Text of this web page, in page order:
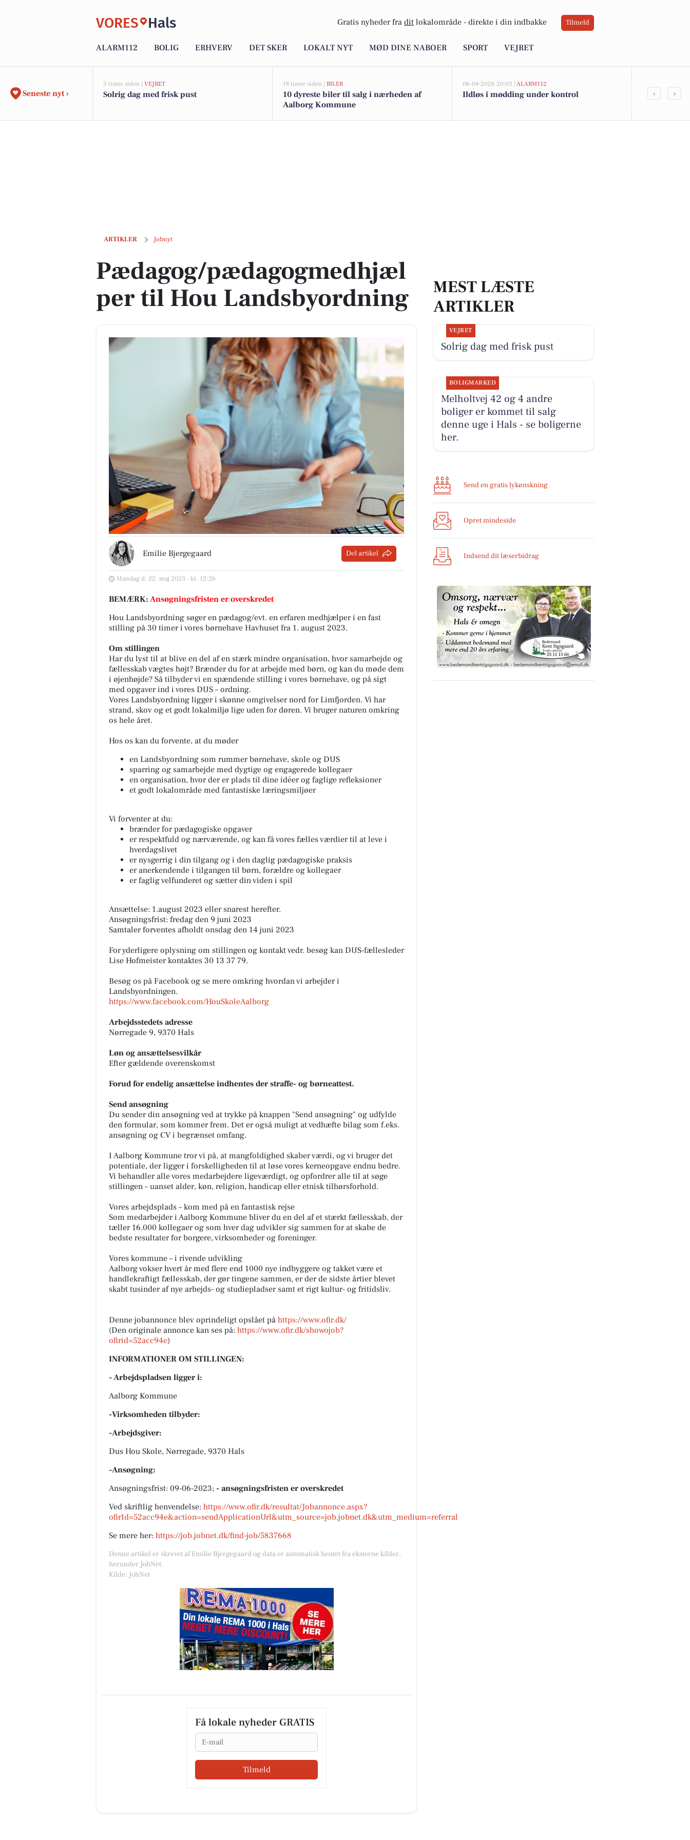
VORES Hals Gratis nyheder fra dit lokalområde - direkte i din indbakke Tilmeld
ALARM112 BOLIG ERHVERV DET SKER LOKALT NYT MØD DINE NABOER SPORT VEJRET
Seneste nyt ›
3 timer siden | VEJRET
Solrig dag med frisk pust
18 timer siden | BILER
10 dyreste biler til salg i nærheden af
Aalborg Kommune
06-08-2026 20:03 | ALARM112
Ildløs i mødding under kontrol
Melholtvej
‹ ›
ARTIKLER Jobnyt
Pædagog/pædagogmedhjælper til Hou Landsbyordning
Pædagog/pædagogmedhjæl
per til Hou Landsbyordning
Emilie Bjergegaard Del artikel
Mandag d. 22. maj 2023 - kl. 12:26
BEMÆRK: Ansøgningsfristen er overskredet
Hou Landsbyordning søger en pædagog/evt. en erfaren medhjælper i en fast
stilling på 30 timer i vores børnehave Havhuset fra 1. august 2023.
Om stillingen
Har du lyst til at blive en del af en stærk mindre organisation, hvor samarbejde og
fællesskab vægtes højt? Brænder du for at arbejde med børn, og kan du møde dem
i øjenhøjde? Så tilbyder vi en spændende stilling i vores børnehave, og på sigt
med opgaver ind i vores DUS – ordning.
Vores Landsbyordning ligger i skønne omgivelser nord for Limfjorden. Vi har
strand, skov og et godt lokalmiljø lige uden for døren. Vi bruger naturen omkring
os hele året.
Hos os kan du forvente, at du møder
en Landsbyordning som rummer børnehave, skole og DUS
sparring og samarbejde med dygtige og engagerede kollegaer
en organisation, hvor der er plads til dine idéer og faglige refleksioner
et godt lokalområde med fantastiske læringsmiljøer
Vi forventer at du:
brænder for pædagogiske opgaver
er respektfuld og nærværende, og kan få vores fælles værdier til at leve i
hverdagslivet
er nysgerrig i din tilgang og i den daglig pædagogiske praksis
er anerkendende i tilgangen til børn, forældre og kollegaer
er faglig velfunderet og sætter din viden i spil
Ansættelse: 1.august 2023 eller snarest herefter.
Ansøgningsfrist: fredag den 9 juni 2023
Samtaler forventes afholdt onsdag den 14 juni 2023
For yderligere oplysning om stillingen og kontakt vedr. besøg kan DUS-fællesleder
Lise Hofmeister kontaktes 30 13 37 79.
Besøg os på Facebook og se mere omkring hvordan vi arbejder i
Landsbyordningen.
https://www.facebook.com/HouSkoleAalborg
Arbejdsstedets adresse
Nørregade 9, 9370 Hals
Løn og ansættelsesvilkår
Efter gældende overenskomst
Forud for endelig ansættelse indhentes der straffe- og børneattest.
Send ansøgning
Du sender din ansøgning ved at trykke på knappen "Send ansøgning" og udfylde
den formular, som kommer frem. Det er også muligt at vedhæfte bilag som f.eks.
ansøgning og CV i begrænset omfang.
I Aalborg Kommune tror vi på, at mangfoldighed skaber værdi, og vi bruger det
potentiale, der ligger i forskelligheden til at løse vores kerneopgave endnu bedre.
Vi behandler alle vores medarbejdere ligeværdigt, og opfordrer alle til at søge
stillingen – uanset alder, køn, religion, handicap eller etnisk tilhørsforhold.
Vores arbejdsplads – kom med på en fantastisk rejse
Som medarbejder i Aalborg Kommune bliver du en del af et stærkt fællesskab, der
tæller 16.000 kollegaer og som hver dag udvikler sig sammen for at skabe de
bedste resultater for borgere, virksomheder og foreninger.
Vores kommune – i rivende udvikling
Aalborg vokser hvert år med flere end 1000 nye indbyggere og takket være et
handlekraftigt fællesskab, der gør tingene sammen, er der de sidste årtier blevet
skabt tusinder af nye arbejds- og studiepladser samt et rigt kultur- og fritidsliv.
Denne jobannonce blev oprindeligt opslået på https://www.ofir.dk/
(Den originale annonce kan ses på: https://www.ofir.dk/showojob?
ofirid=52acc94e)
INFORMATIONER OM STILLINGEN:
- Arbejdspladsen ligger i:
Aalborg Kommune
-Virksomheden tilbyder:
-Arbejdsgiver:
Dus Hou Skole, Nørregade, 9370 Hals
-Ansøgning:
Ansøgningsfrist: 09-06-2023; - ansøgningsfristen er overskredet
Ved skriftlig henvendelse: https://www.ofir.dk/resultat/Jobannonce.aspx?
ofirId=52acc94e&action=sendApplicationUrl&utm_source=job.jobnet.dk&utm_medium=referral
Se mere her: https://job.jobnet.dk/find-job/5837668
Denne artikel er skrevet af Emilie Bjergegaard og data er automatisk hentet fra eksterne kilder,
herunder JobNet.
Kilde: JobNet
Få lokale nyheder GRATIS
Email
Tilmeld
MEST LÆSTE
ARTIKLER
VEJRET
Solrig dag med frisk pust
BOLIGMARKED
Melholtvej 42 og 4 andre
boliger er kommet til salg
denne uge i Hals - se boligerne
her.
Send en gratis lykønskning
Opret mindeside
Indsend dit læserbidrag